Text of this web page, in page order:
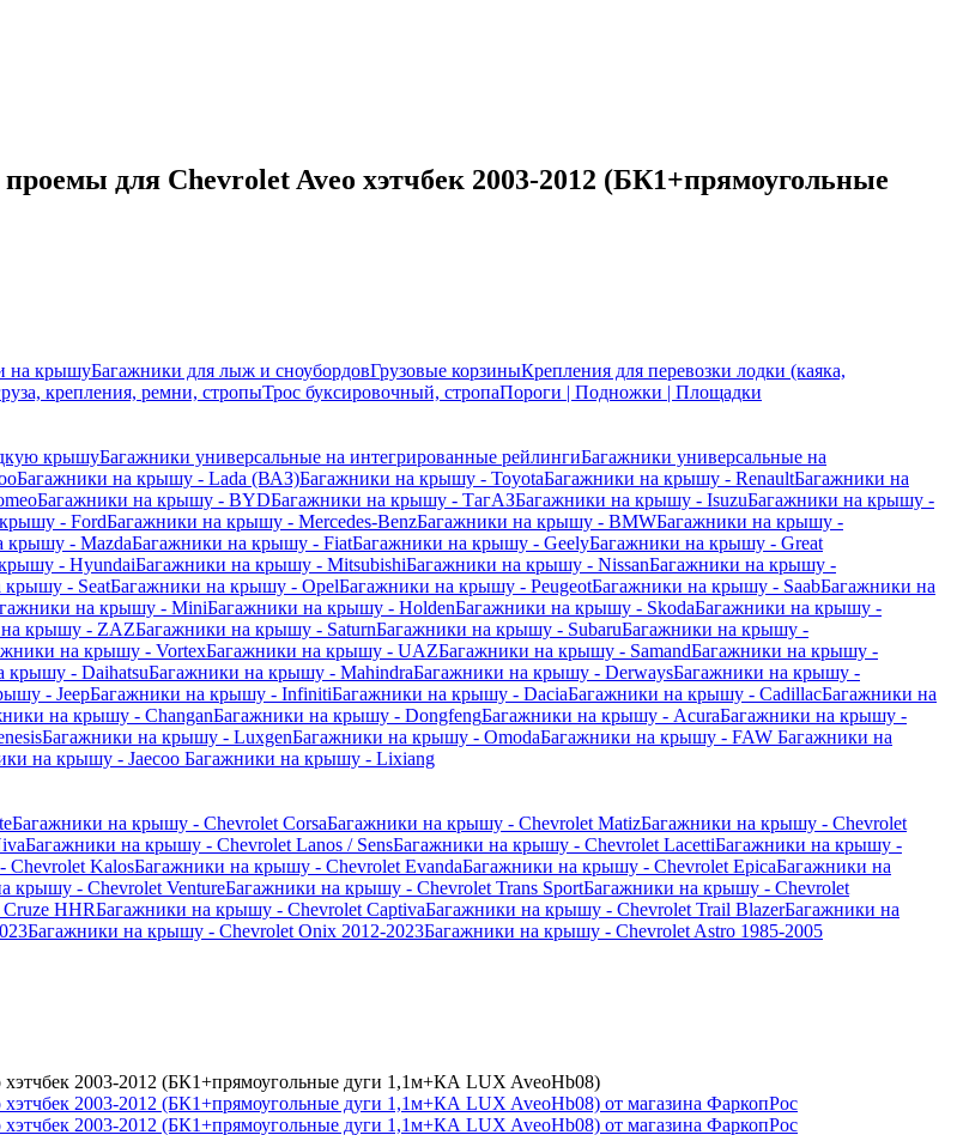
для Chevrolet Aveo хэтчбек 2003-2012 (БК1+прямоугольные
на крышуБагажники для лыж и сноубордовГрузовые корзиныКрепления для перевозки лодки (каяка,
крепления, ремни, стропыТрос буксировочный, стропаПороги | Подножки | Площадки
крышуБагажники универсальные на интегрированные рейлингиБагажники универсальные на
Багажники на крышу - Lada (ВАЗ)Багажники на крышу - ToyotaБагажники на крышу - RenaultБагажники на
Багажники на крышу - BYDБагажники на крышу - ТагАЗБагажники на крышу - IsuzuБагажники на крышу -
- FordБагажники на крышу - Mercedes-BenzБагажники на крышу - BMWБагажники на крышу -
крышу - MazdaБагажники на крышу - FiatБагажники на крышу - GeelyБагажники на крышу - Great
- HyundaiБагажники на крышу - MitsubishiБагажники на крышу - NissanБагажники на крышу -
крышу - SeatБагажники на крышу - OpelБагажники на крышу - PeugeotБагажники на крышу - SaabБагажники на
на крышу - MiniБагажники на крышу - HoldenБагажники на крышу - SkodaБагажники на крышу -
крышу - ZAZБагажники на крышу - SaturnБагажники на крышу - SubaruБагажники на крышу -
на крышу - VortexБагажники на крышу - UAZБагажники на крышу - SamandБагажники на крышу -
крышу - DaihatsuБагажники на крышу - MahindraБагажники на крышу - DerwaysБагажники на крышу -
- JeepБагажники на крышу - InfinitiБагажники на крышу - DaciaБагажники на крышу - CadillacБагажники на
на крышу - ChanganБагажники на крышу - DongfengБагажники на крышу - AcuraБагажники на крышу -
Багажники на крышу - LuxgenБагажники на крышу - OmodaБагажники на крышу - FAW Багажники на
на крышу - Jaecoo Багажники на крышу - Lixiang
Багажники на крышу - Chevrolet CorsaБагажники на крышу - Chevrolet MatizБагажники на крышу - Chevrolet
Багажники на крышу - Chevrolet Lanos / SensБагажники на крышу - Chevrolet LacettiБагажники на крышу -
Chevrolet KalosБагажники на крышу - Chevrolet EvandaБагажники на крышу - Chevrolet EpicaБагажники на
крышу - Chevrolet VentureБагажники на крышу - Chevrolet Trans SportБагажники на крышу - Chevrolet
HHRБагажники на крышу - Chevrolet CaptivaБагажники на крышу - Chevrolet Trail BlazerБагажники на
Багажники на крышу - Chevrolet Onix 2012-2023Багажники на крышу - Chevrolet Astro 1985-2005
2003-2012 (БК1+прямоугольные дуги 1,1м+КА LUX AveoHb08)